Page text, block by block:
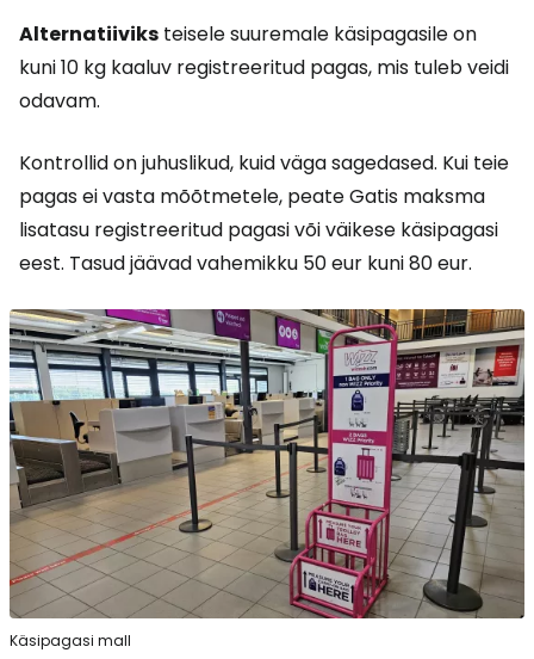
Alternatiiviks teisele suuremale käsipagasile on
kuni 10 kg kaaluv registreeritud pagas, mis tuleb veidi
odavam.
Kontrollid on juhuslikud, kuid väga sagedased. Kui teie
pagas ei vasta mõõtmetele, peate Gatis maksma
lisatasu registreeritud pagasi või väikese käsipagasi
eest. Tasud jäävad vahemikku 50 eur kuni 80 eur.
Käsipagasi mall